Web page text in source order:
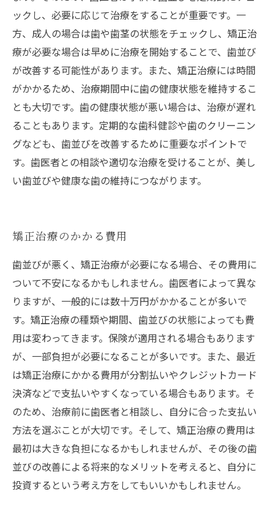
ックし、必要に応じて治療をすることが重要です。一
方、成人の場合は歯や歯茎の状態をチェックし、矯正治
療が必要な場合は早めに治療を開始することで、歯並び
が改善する可能性があります。また、矯正治療には時間
がかかるため、治療期間中に歯の健康状態を維持するこ
とも大切です。歯の健康状態が悪い場合は、治療が遅れ
ることもあります。定期的な歯科健診や歯のクリーニン
グなども、歯並びを改善するために重要なポイントで
す。歯医者との相談や適切な治療を受けることが、美し
い歯並びや健康な歯の維持につながります。
矯正治療のかかる費用
歯並びが悪く、矯正治療が必要になる場合、その費用に
ついて不安になるかもしれません。歯医者によって異な
りますが、一般的には数十万円がかかることが多いで
す。矯正治療の種類や期間、歯並びの状態によっても費
用は変わってきます。保険が適用される場合もあります
が、一部負担が必要になることが多いです。また、最近
は矯正治療にかかる費用が分割払いやクレジットカード
決済などで支払いやすくなっている場合もあります。そ
のため、治療前に歯医者と相談し、自分に合った支払い
方法を選ぶことが大切です。そして、矯正治療の費用は
最初は大きな負担になるかもしれませんが、その後の歯
並びの改善による将来的なメリットを考えると、自分に
投資するという考え方をしてもいいかもしれません。